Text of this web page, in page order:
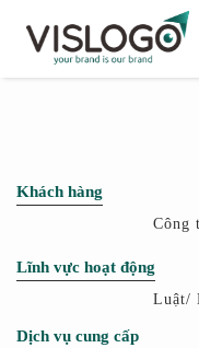
Khách hàng
Công
Lĩnh vực hoạt động
Luật/
Dịch vụ cung cấp